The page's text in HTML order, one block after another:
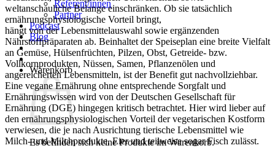
Referent/innen
Partner
Podcast
Blog
Warenkorb
Es befinden sich keine Produkte im Warenkorb.
weltanschauliche Belange einschränken. Ob sie tatsächlich
ernährungsphysiologische Vorteil bringt,
hängt von der Lebensmittelauswahl sowie ergänzenden
Nährstoffpräparaten ab. Beinhaltet der Speiseplan eine breite Vielfalt
an Gemüse, Hülsenfrüchten, Pilzen, Obst, Getreide- bzw.
Vollkornprodukten, Nüssen, Samen, Pflanzenölen und
angereicherten Lebensmitteln, ist der Benefit gut nachvollziehbar.
Eine vegane Ernährung ohne entsprechende Sorgfalt und
Ernährungswissen wird von der Deutschen Gesellschaft für
Ernährung (DGE) hingegen kritisch betrachtet. Hier wird lieber auf
den ernährungsphysiologischen Vorteil der vegetarischen Kostform
verwiesen, die je nach Ausrichtung tierische Lebensmittel wie
Milch- und Milchprodukte, Eier und teilweise sogar Fisch zulässt.